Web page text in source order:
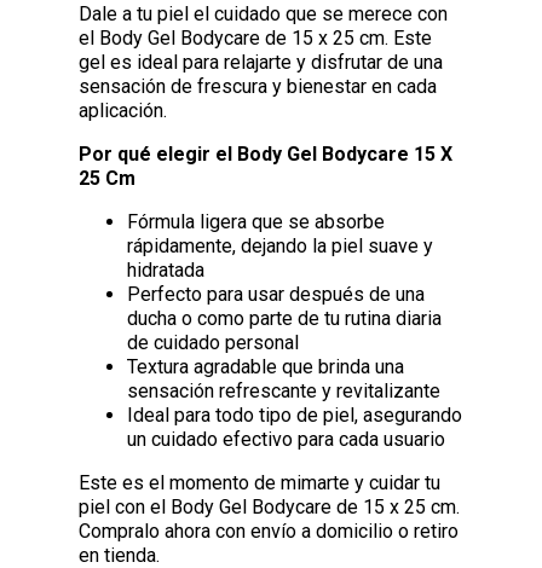
Dale a tu piel el cuidado que se merece con
el Body Gel Bodycare de 15 x 25 cm. Este
gel es ideal para relajarte y disfrutar de una
sensación de frescura y bienestar en cada
aplicación.
Por qué elegir el Body Gel Bodycare 15 X
25 Cm
Fórmula ligera que se absorbe
rápidamente, dejando la piel suave y
hidratada
Perfecto para usar después de una
ducha o como parte de tu rutina diaria
de cuidado personal
Textura agradable que brinda una
sensación refrescante y revitalizante
Ideal para todo tipo de piel, asegurando
un cuidado efectivo para cada usuario
Este es el momento de mimarte y cuidar tu
piel con el Body Gel Bodycare de 15 x 25 cm.
Compralo ahora con envío a domicilio o retiro
en tienda.